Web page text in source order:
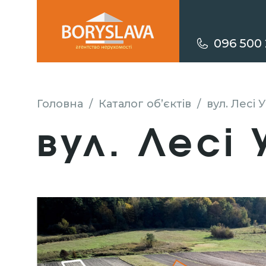
096 500
Головна / Каталог об’єктів / вул. Лесі
вул. Лесі